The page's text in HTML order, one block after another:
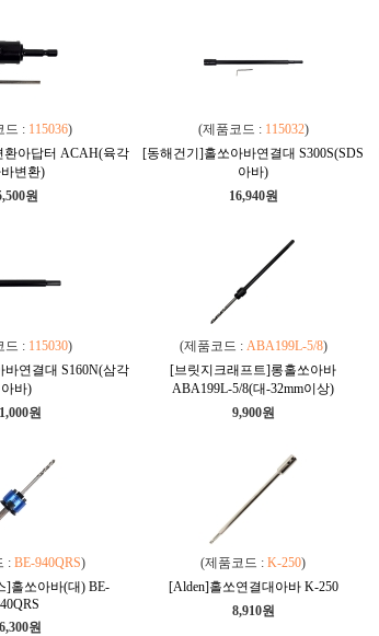
드 : 115036)
환아답터 ACAH(육각
변환)
원
(제품코드 : 115032)
[동해건기]홀쏘아바연결대 S300S(SDS
아바)
16,940원
드 : 115030)
연결대 S160N(삼각
아바)
원
(제품코드 : ABA199L-5/8)
[브릿지크래프트]롱홀쏘아바
ABA199L-5/8(대-32mm이상)
9,900원
: BE-940QRS)
]홀쏘아바(대) BE-
원
(제품코드 : K-250)
[Alden]홀쏘연결대아바 K-250
8,910원